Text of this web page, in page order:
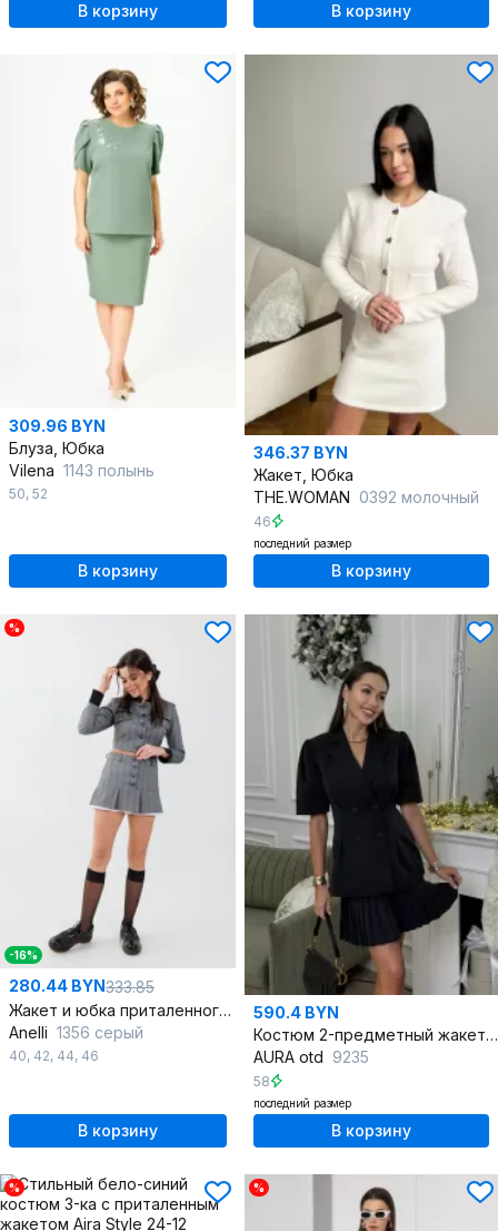
В корзину В корзину
309.96 BYN
Блуза, Юбка
Vilena 1143 полынь
50, 52
В корзину
346.37 BYN
Жакет, Юбка
THE.WOMAN 0392 молочный
46
последний размер
В корзину
%
-16%
280.44 BYN333.85
Жакет и юбка приталенного силуэта демисезонный
Anelli 1356 серый
40, 42, 44, 46
В корзину
590.4 BYN
Костюм 2-предметный жакет и мини-юбка с складками
AURA otd 9235
58
последний размер
В корзину
% %